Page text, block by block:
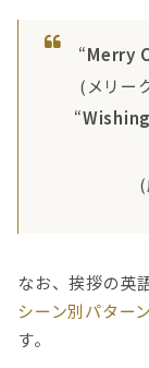
“Merry
(メリー
“
なお、挨拶の英
シーン別パター
す。